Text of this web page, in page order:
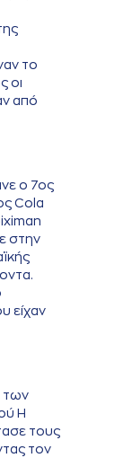
το
οι
από
ο 7ος
Cola
στην
είχαν
των
H
τους
τον